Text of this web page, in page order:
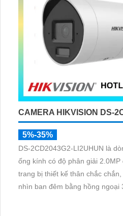
CAMERA HIKVISION DS-
5%-35%
DS-2CD2043G2-LI2UHUN là
ống kính có độ phân giải 2.0MP
trang bị thiết kế thân chắc
nhìn ban đêm bằng hồng ngoại